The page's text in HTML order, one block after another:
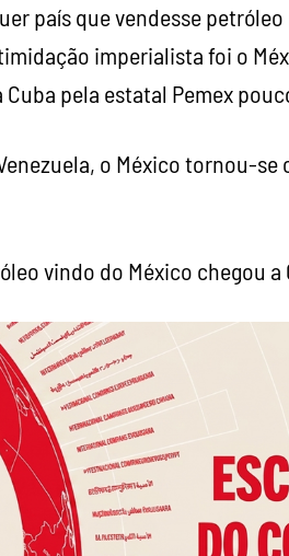
país que vendesse
imperialista foi o
pela estatal Pemex
o México tornou-
vindo do México chegou a